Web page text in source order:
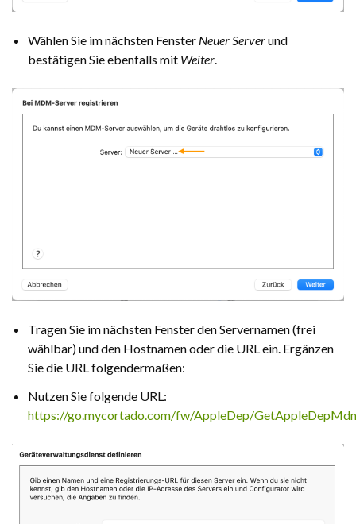
Wählen Sie im nächsten Fenster Neuer Serverund
bestätigen Sie ebenfalls mit Weiter.
Tragen Sie im nächsten Fenster den Servernamen (frei
wählbar) und den Hostnamen oder die URL ein. Ergänzen
Sie die URL folgendermaßen:
Nutzen Sie folgende URL:
https://go.mycortado.com/fw/AppleDep/